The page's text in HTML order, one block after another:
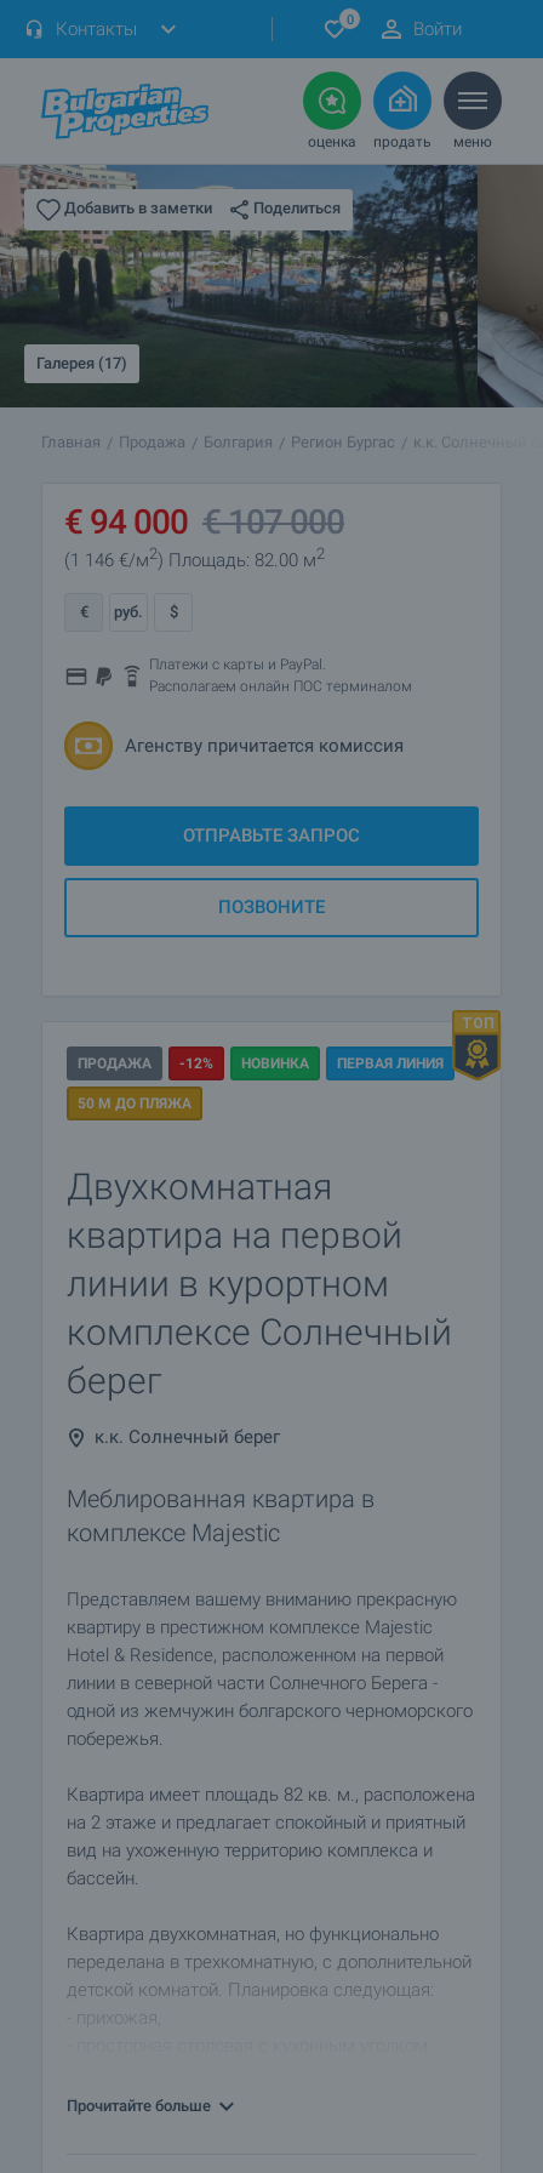
Контакты 0 Войти
оценка продать меню
Добавить в заметки Поделиться
Галерея (17)
Главная Продажа Болгария Регион Бургас к.к. Солнечный
€ 94 000 €107 000
(1 146 €/м2) Площадь: 82.00 м2
€ руб. $
Платежи с карты и PayPal.
Располагаем онлайн ПОС терминалом
Агенству причитается комиссия
ОТПРАВЬТЕ ЗАПРОС
ПОЗВОНИТЕ
ПРОДАЖА -12% НОВИНКА ПЕРВАЯ ЛИНИЯ
50 М ДО ПЛЯЖА
Двухкомнатная
квартира на первой
линии в курортном
комплексе Солнечный
берег
к.к. Солнечный берег
Меблированная квартира в
комплексе Majestic
Представляем вашему вниманию прекрасную
квартиру в престижном комплексе Majestic
Hotel & Residence, расположенном на первой
линии в северной части Солнечного Берега -
одной из жемчужин болгарского черноморского
побережья.
Квартира имеет площадь 82 кв. м., расположена
на 2 этаже и предлагает спокойный и приятный
вид на ухоженную территорию комплекса и
бассейн.
Квартира двухкомнатная, но функционально
переделана в трехкомнатную, с дополнительной
детской комнатой. Планировка следующая:
- прихожая,
- детская комната,
Прочитайте больше